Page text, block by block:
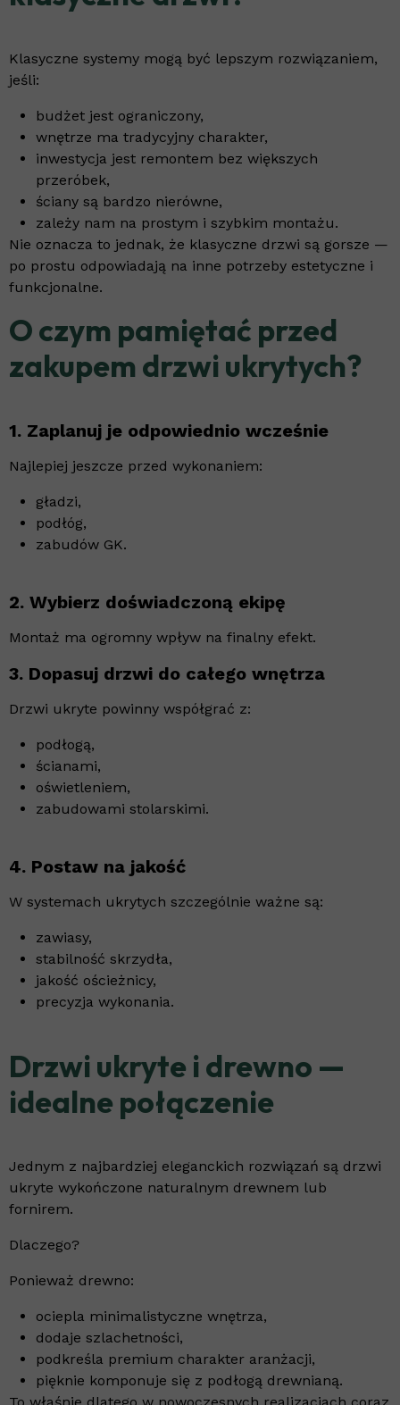
Klasyczne systemy mogą być lepszym rozwiązaniem,
jeśli:
budżet jest ograniczony,
wnętrze ma tradycyjny charakter,
inwestycja jest remontem bez większych
przeróbek,
ściany są bardzo nierówne,
zależy nam na prostym i szybkim montażu.
Nie oznacza to jednak, że klasyczne drzwi są gorsze —
po prostu odpowiadają na inne potrzeby estetyczne i
funkcjonalne.
O czym pamiętać przed
zakupem drzwi ukrytych?
1. Zaplanuj je odpowiednio wcześnie
Najlepiej jeszcze przed wykonaniem:
gładzi,
podłóg,
zabudów GK.
2. Wybierz doświadczoną ekipę
Montaż ma ogromny wpływ na finalny efekt.
3. Dopasuj drzwi do całego wnętrza
Drzwi ukryte powinny współgrać z:
podłogą,
ścianami,
oświetleniem,
zabudowami stolarskimi.
4. Postaw na jakość
W systemach ukrytych szczególnie ważne są:
zawiasy,
stabilność skrzydła,
jakość ościeżnicy,
precyzja wykonania.
Drzwi ukryte i drewno —
idealne połączenie
Jednym z najbardziej eleganckich rozwiązań są drzwi
ukryte wykończone naturalnym drewnem lub
fornirem.
Dlaczego?
Ponieważ drewno:
ociepla minimalistyczne wnętrza,
dodaje szlachetności,
podkreśla premium charakter aranżacji,
pięknie komponuje się z podłogą drewnianą.